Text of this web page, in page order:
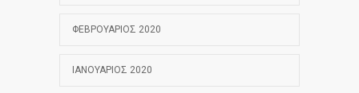
ΦΕΒΡΟΥΆΡΙΟΣ 2020
ΙΑΝΟΥΆΡΙΟΣ 2020